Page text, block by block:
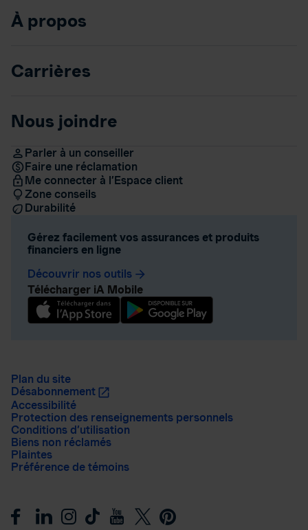
À propos
Carrières
Nous joindre
Parler à un conseiller
Faire une réclamation
Me connecter à l’Espace client
Zone conseils
Durabilité
Gérez facilement vos assurances et produits
financiers en ligne
Découvrir nos outils arrow_forward
Télécharger iA Mobile
Plan du site
Désabonnement
Accessibilité
Protection des renseignements personnels
Conditions d’utilisation
Biens non réclamés
Plaintes
Préférence de témoins